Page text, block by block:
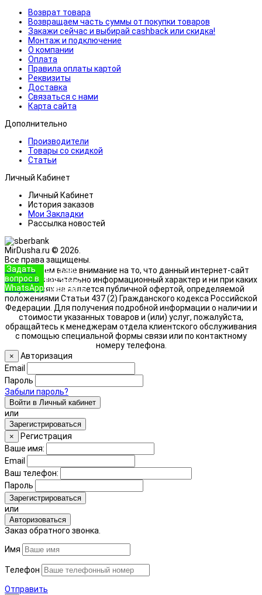
Возврат товара
Возвращаем часть суммы от покупки товаров
Закажи сейчас и выбирай cashback или скидка!
Монтаж и подключение
О компании
Оплата
Правила оплаты картой
Реквизиты
Доставка
Связаться с нами
Карта сайта
Дополнительно
Производители
Товары со скидкой
Статьи
Личный Кабинет
Личный Кабинет
История заказов
Мои Закладки
Рассылка новостей
MirDusha.ru © 2026.
Все права защищены.
Обращаем ваше внимание на то, что данный интернет-сайт
носит исключительно информационный характер и ни при каких
условиях не является публичной офертой, определяемой
положениями Статьи 437 (2) Гражданского кодекса Российской
Федерации. Для получения подробной информации о наличии и
стоимости указанных товаров и (или) услуг, пожалуйста,
обращайтесь к менеджерам отдела клиентского обслуживания
с помощью специальной формы связи или по контактному
номеру телефона.
Задать
вопрос в
WhatsApp
+7 (933)
888-8322
Позвонить
×
Авторизация
Email
Пароль
Забыли пароль?
Войти в Личный кабинет
или
Зарегистрироваться
×
Регистрация
Ваше имя:
Email
Ваш телефон:
Пароль
Зарегистрироваться
или
Авторизоваться
Заказ обратного звонка.
Имя
Телефон
Отправить